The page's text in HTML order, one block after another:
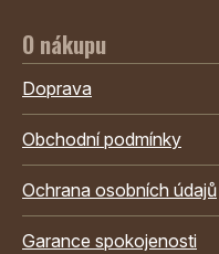
O nákupu
Doprava
Obchodní podmínky
Ochrana osobních údajů
Garance spokojenosti